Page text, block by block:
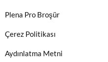
Plena Pro Broşür
Çerez Politikası
Aydınlatma Metni